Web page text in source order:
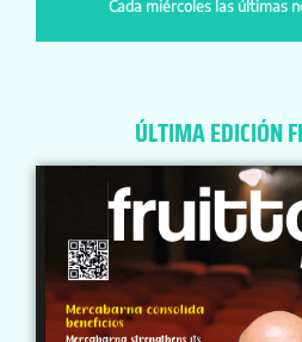
Cada miércoles las últimas
ÚLTIMA EDICIÓN